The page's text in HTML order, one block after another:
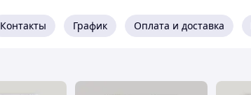
Контакты График Оплата и доставка